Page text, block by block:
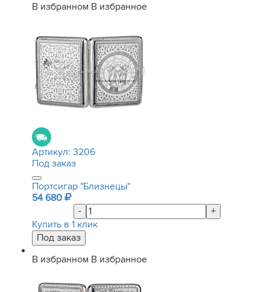
В избранном В избранное
Артикул: 3206
Под заказ
Портсигар "Близнецы"
54 680
-
+
Купить в 1 клик
В избранном В избранное